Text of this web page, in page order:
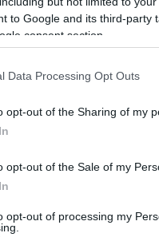
to Google and its third-party
consent section.
Data Processing Opt Outs
opt-out of the Sharing of my
opt-out of the Sale of my
opt-out of processing my
és bejutott a
vereséget
Sölvi Geir Ottesen
a nyár egyik
ki fogják elemezni